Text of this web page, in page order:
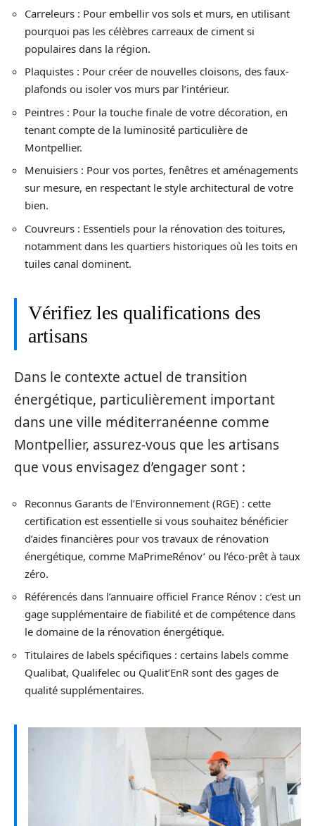
Carreleurs : Pour embellir vos sols et murs, en utilisant
pourquoi pas les célèbres carreaux de ciment si
populaires dans la région.
Plaquistes : Pour créer de nouvelles cloisons, des faux-
plafonds ou isoler vos murs par l’intérieur.
Peintres : Pour la touche finale de votre décoration, en
tenant compte de la luminosité particulière de
Montpellier.
Menuisiers : Pour vos portes, fenêtres et aménagements
sur mesure, en respectant le style architectural de votre
bien.
Couvreurs : Essentiels pour la rénovation des toitures,
notamment dans les quartiers historiques où les toits en
tuiles canal dominent.
Vérifiez les qualifications des
artisans
Dans le contexte actuel de transition
énergétique, particulièrement important
dans une ville méditerranéenne comme
Montpellier, assurez-vous que les artisans
que vous envisagez d’engager sont :
Reconnus Garants de l’Environnement (RGE) : cette
certification est essentielle si vous souhaitez bénéficier
d’aides financières pour vos travaux de rénovation
énergétique, comme MaPrimeRénov’ ou l’éco-prêt à taux
zéro.
Référencés dans l’annuaire officiel France Rénov : c’est un
gage supplémentaire de fiabilité et de compétence dans
le domaine de la rénovation énergétique.
Titulaires de labels spécifiques : certains labels comme
Qualibat, Qualifelec ou Qualit’EnR sont des gages de
qualité supplémentaires.